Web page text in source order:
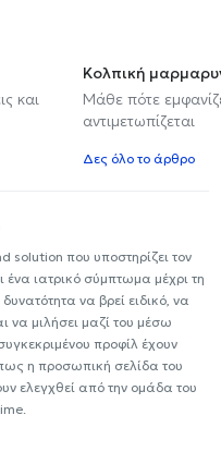
και
Κολπική
Μάθε πότε
αντιμετωπίζεται
Δες όλο το άρθρο
solution που υποστηρίζει τον
ένα ιατρικό σύμπτωμα μέχρι τη
να βρεί ειδικό, να
να μιλήσει μαζί του μέσω
προφίλ έχουν
η προσωπική σελίδα του
ελεγχθεί από την ομάδα του